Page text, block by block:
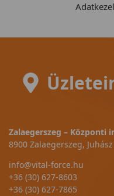
Zalaegerszeg – Központi
8900 Zalaegerszeg,
info@vital-force.hu
+36 (30) 627-8603
+36 (30) 627-7865